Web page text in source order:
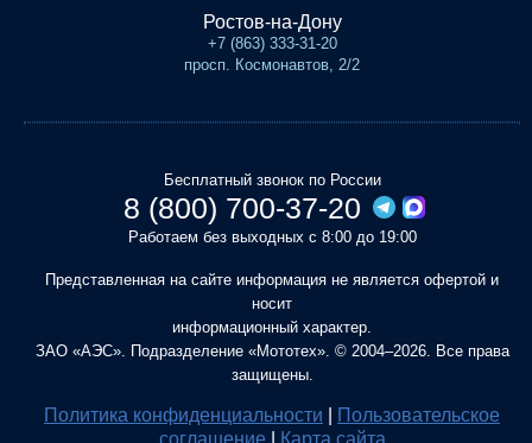
Ростов-на-Дону
+7 (863) 333-31-20
просп. Космонавтов, 2/2
Бесплатный звонок по России
8 (800) 700-37-20
Работаем без выходных с 8:00 до 19:00
Представленная на сайте информация не является офертой и
носит
информационный характер.
ЗАО «АЭС». Подразделение «Мототех». © 2004–2026. Все права
защищены.
Политика конфиденциальности
Пользовательское
соглашение
Карта сайта